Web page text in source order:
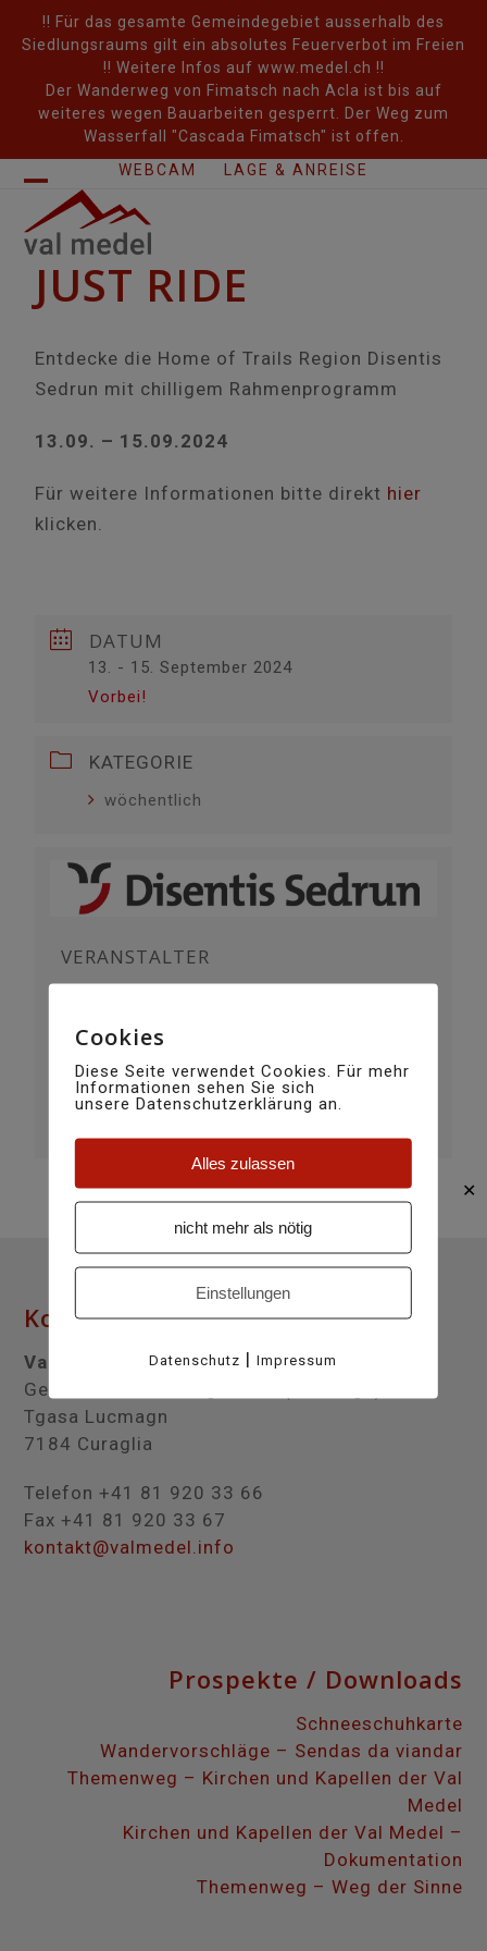
!! Für das gesamte Gemeindegebiet ausserhalb des
Siedlungsraums gilt ein absolutes Feuerverbot im Freien
!! Weitere Infos auf www.medel.ch !!
Der Wanderweg von Fimatsch nach Acla ist bis auf
weiteres wegen Bauarbeiten gesperrt. Der Weg zum
Wasserfall "Cascada Fimatsch" ist offen.
✕
WEBCAM LAGE & ANREISE
Open
mobile
menu
Close
mobile
menu
JUST RIDE
Entdecke die Home of Trails Region Disentis
Sedrun mit chilligem Rahmenprogramm
13.09. – 15.09.2024
Für weitere Informationen bitte direkt hier
klicken.
DATUM
13. - 15. September 2024
Vorbei!
KATEGORIE
wöchentlich
VERANSTALTER
TELEFON
info@disentis-sedrun.ch
WEBSITE
Kontakt
Val Medel
Gemeindeverwaltung Medel (Lucmagn)
Tgasa Lucmagn
7184 Curaglia
Telefon +41 81 920 33 66
Fax +41 81 920 33 67
kontakt@valmedel.info
Prospekte / Downloads
Schneeschuhkarte
Wandervorschläge – Sendas da viandar
Themenweg – Kirchen und Kapellen der Val
Medel
Kirchen und Kapellen der Val Medel –
Dokumentation
Themenweg – Weg der Sinne
Cookies
Diese Seite verwendet Cookies. Für mehr
Informationen sehen Sie sich
unsere Datenschutzerklärung an.
Alles zulassen
nicht mehr als nötig
Einstellungen
Datenschutz |Impressum